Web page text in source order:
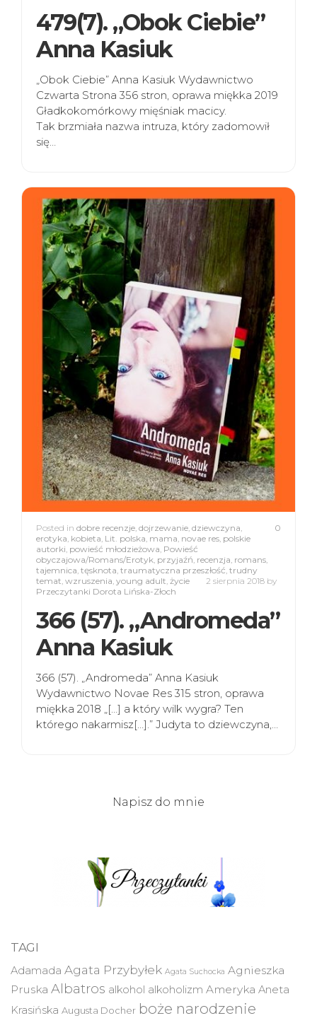
479(7). „Obok Ciebie”
Anna Kasiuk
„Obok Ciebie” Anna Kasiuk Wydawnictwo
Czwarta Strona 356 stron, oprawa miękka 2019
Gładkokomórkowy mięśniak macicy.
Tak brzmiała nazwa intruza, który zadomowił
się…
0
Posted in dobre recenzje dojrzewanie dziewczyna
erotyka kobieta Lit. polska mama novae res polskie
autorki powieść młodzieżowa Powieść
obyczajowa/Romans/Erotyk przyjaźń recenzja romans
tajemnica tęsknota traumatyczna przeszłość trudny
temat wzruszenia young adult życie 2 sierpnia 2018 by
Przeczytanki Dorota Lińska-Złoch
366 (57). „Andromeda”
Anna Kasiuk
366 (57). „Andromeda” Anna Kasiuk
Wydawnictwo Novae Res 315 stron, oprawa
miękka 2018 „[…] a który wilk wygra? Ten
którego nakarmisz[…].” Judyta to dziewczyna,…
Napisz do mnie
TAGI
Adamada Agata Przybyłek Agata Suchocka Agnieszka
Pruska Albatros alkohol alkoholizm Ameryka Aneta
Krasińska Augusta Docher boże narodzenie